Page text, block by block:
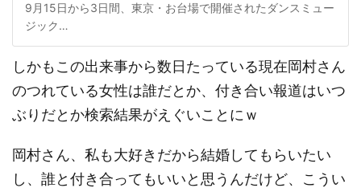
9月15日から3日間、東京・お台場で開催されたダンスミュー
ジック…
しかもこの出来事から数日たっている現在岡村さん
のつれている女性は誰だとか、付き合い報道はいつ
ぶりだとか検索結果がえぐいことにｗ
岡村さん、私も大好きだから結婚してもらいたい
し、誰と付き合ってもいいと思うんだけど、こうい